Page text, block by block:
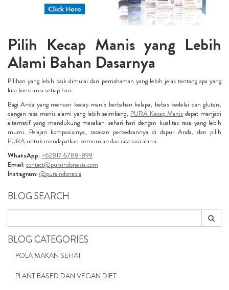
Pilih Kecap Manis yang Lebih
Alami Bahan Dasarnya
Pilihan yang lebih baik dimulai dari pemahaman yang lebih jelas tentang apa yang
kita konsumsi setiap hari.
Bagi Anda yang mencari kecap manis berbahan kelapa, bebas kedelai dan gluten,
dengan rasa manis alami yang lebih seimbang, PURA Kecap Manis dapat menjadi
alternatif yang mendukung masakan sehari-hari dengan kualitas rasa yang lebih
murni. Pelajari komposisinya, rasakan perbedaannya di dapur Anda, dan pilih
PURA untuk mendapatkan kemurnian dari cita rasa alami.
WhatsApp: +62817-5788-899
Email: contact@puraindonesia.com
Instagram: @puraindonesia
BLOG SEARCH
BLOG CATEGORIES
POLA MAKAN SEHAT
PLANT BASED DAN VEGAN DIET